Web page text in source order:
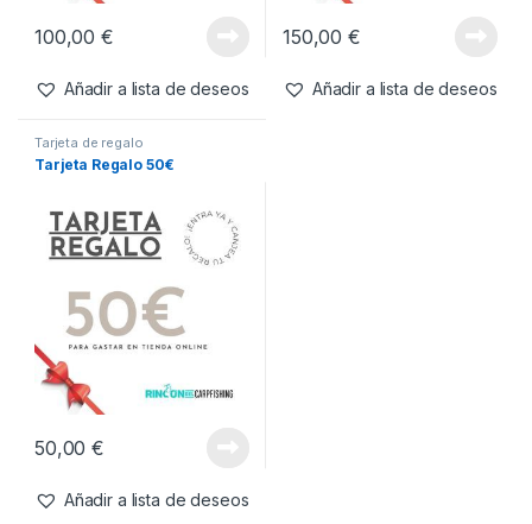
100,00€
Añadir a lista de deseos
150,00€
Añadir a lista de deseos
Tarjeta de regalo
Tarjeta Regalo 50€
50,00€
Añadir a lista de deseos